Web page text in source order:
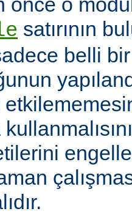
satırının
belli bir